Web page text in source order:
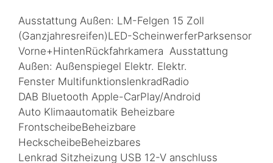
Ausstattung Außen: LM-Felgen 15 Zoll
(Ganzjahresreifen)LED-ScheinwerferParksensor
Vorne+HintenRückfahrkamera Ausstattung
Außen: Außenspiegel Elektr. Elektr.
Fenster MultifunktionslenkradRadio
DAB Bluetooth Apple-CarPlay/Android
Auto Klimaautomatik Beheizbare
FrontscheibeBeheizbare
HeckscheibeBeheizbares
Lenkrad Sitzheizung USB 12-V anschluss